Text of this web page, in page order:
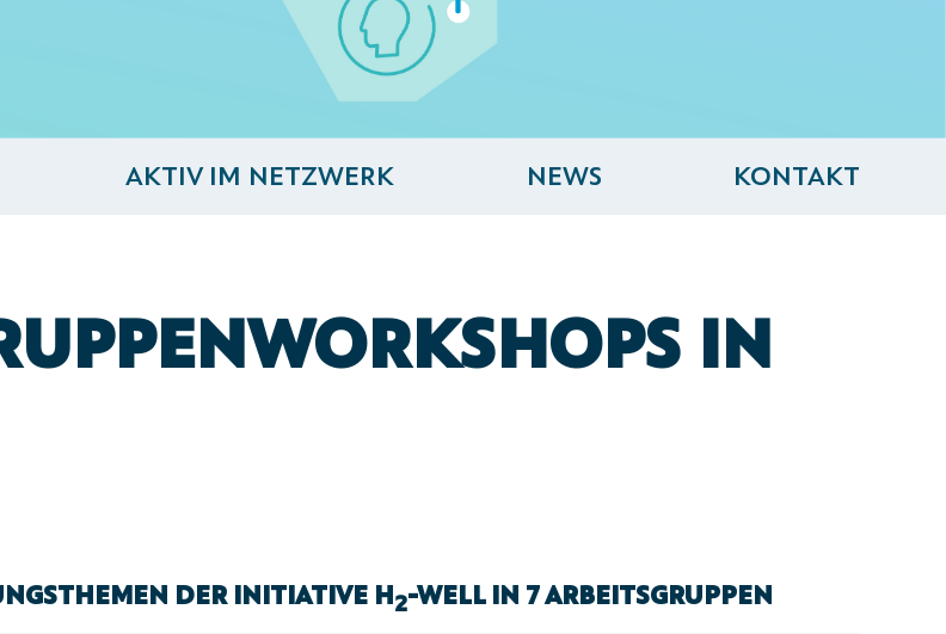
AKTIV IM NETZWERK NEWS KONTAKT
IN
DER INITIATIVE H 2-WELL IN 7 ARBEITSGRUPPEN